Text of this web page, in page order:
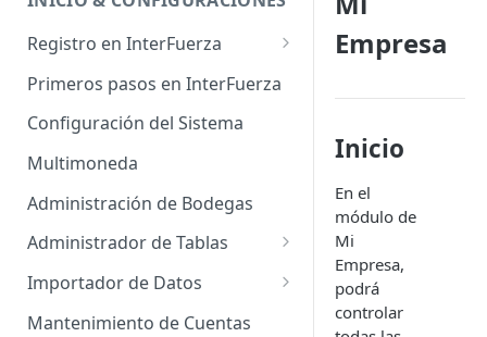
Registro en InterFuerza
Iniciar Sesión en InterFuerza
Recuperar Contraseña
Cómo pagar en línea sus
Primeros pasos en InterFuerza
Configuración del Sistema
Multimoneda
Administración de Bodegas
Administrador de Tablas
Administrador de Tablas de
Clientes
Importador de Datos
Importador de Cuentas
Mantenimiento de Cuentas
Empresa
Inicio
En el
módulo de
Mi
Empresa,
podrá
controlar